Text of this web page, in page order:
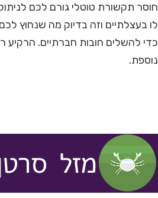
חוסר תקשורת טוטלי גורם לכם
לו בעצלתיים וזה בדיוק מה שנחוץ
כדי להשלים חובות חברתיים. הרקיע
נוספת.